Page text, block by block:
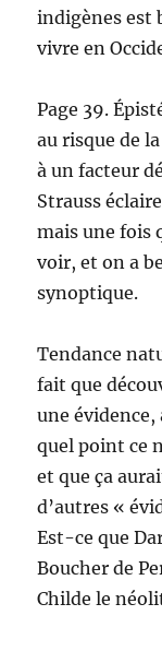
indigènes est
vivre en
Page 39.
au risque de
à un facteur
Strauss
mais une fois
voir, et on a
synoptique.
Tendance
fait que
une évidence,
quel point ce
et que ça
d’autres «
Est-ce que
Boucher de
Childe le